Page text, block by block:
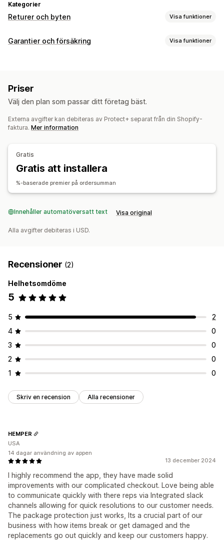
Kategorier
Returer och byten Visa funktioner
Returalternativ
Returportal
Återbetalningshantering
Analysverktyg
Garantier och försäkring Visa funktioner
Dynamisk prissättning
Returer och byten
Registreringsupplevelse
Reklamationshantering
Automatisk hantering Portal för reklamationer
Anpassade policyer Instrumentpanel för reklamationer
Priser
Välj den plan som passar ditt företag bäst.
Externa avgifter kan debiteras av Protect+ separat från din Shopify-
faktura. Mer information
Gratis
Gratis att installera
%-baserade premier på ordersumman
Innehåller automatöversatt text Visa original
Alla avgifter debiteras i USD.
Recensioner (2)
Helhetsomdöme
5
5
2
4
0
3
0
2
0
1
0
Skriv en recension Alla recensioner
13 december 2024
I highly recommend the app, they have made solid
improvements with our complicated checkout. Love being able
to communicate quickly with there reps via Integrated slack
channels allowing for quick resolutions to our customer needs.
The package protection just works, Its a crucial part of our
business with how items break or get damaged and the
replacements go out quickly and keep our customers happy.
HEMPER
USA
14 dagar användning av appen